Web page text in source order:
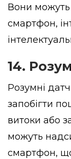
Вони
смартфон,
14.
Розумні
запобігти
витоки або
можуть
смартфон,